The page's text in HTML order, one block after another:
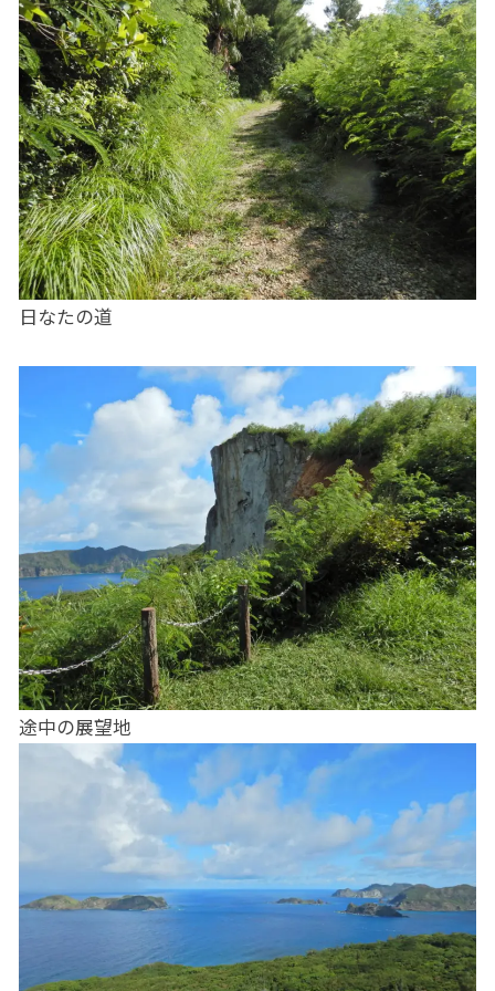
日なたの道
途中の展望地